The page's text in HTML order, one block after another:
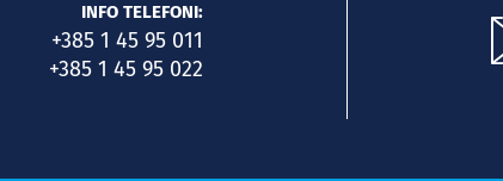
INFO TELEFONI:
+385 1 45 95 011
+385 1 45 95 022